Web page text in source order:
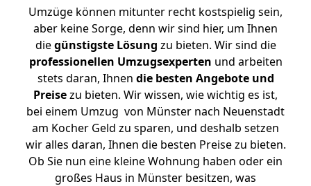
Umzüge können mitunter recht kostspielig sein,
aber keine Sorge, denn wir sind hier, um Ihnen
diegünstigste Lösung zu bieten. Wir sind die
professionellen Umzugsexperten und arbeiten
stets daran, Ihnen die besten Angebote und
Preisezu bieten. Wir wissen, wie wichtig es ist,
bei einem Umzug von Münster nach Neuenstadt
am Kocher Geld zu sparen, und deshalb setzen
wir alles daran, Ihnen die besten Preise zu bieten.
Ob Sie nun eine kleine Wohnung haben oder ein
großes Haus in Münster besitzen, was